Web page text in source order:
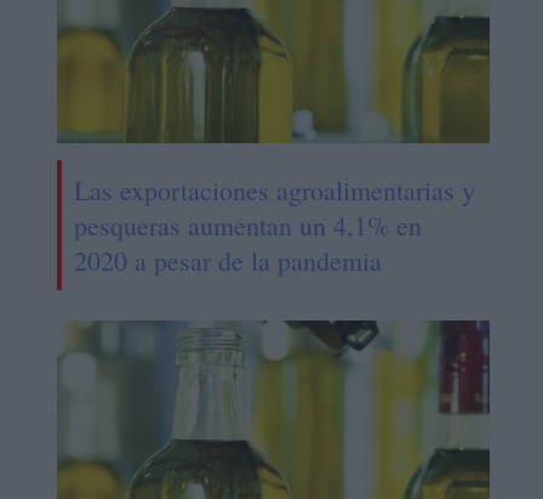
Las exportaciones agroalimentarias y
pesqueras aumentan un 4,1% en
2020 a pesar de la pandemia